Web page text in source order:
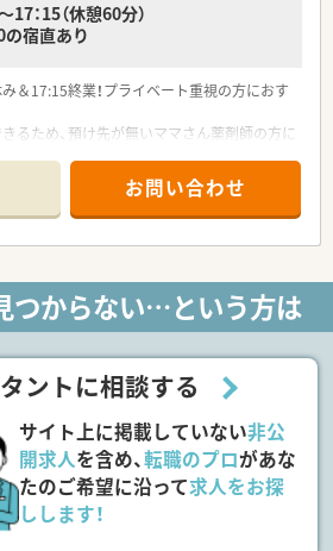
：15（休憩60分）
宿直あり
＆17:15終業！プライベート重視の方におす
るため、預け先が無いママさん薬剤師の方に
ため増員も兼ねての募集です♪
の診療所としてスタートし、地域の皆様に
れる「地域密着型急性期中核病院」を目指し
しており幅広い疾患に対応できる様、多職
つ患者様への治療・ケアを行っております。
木県内で最初の脳卒中専用治療室を開設し
入が3番目に多く、地域にしっかり貢献でき
しております>
または今後経験して行きたい方。
資格取得を目指して臨床経験を積みたい
お問い合わせ
つからない…という方は
ントに相談する
サイト上に掲載していない非公
開求人を含め、転職のプロがあな
たのご希望に沿って求人をお探
しします！